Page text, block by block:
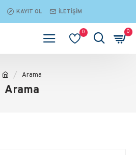
KAYIT OL İLETIŞIM
0 0
Arama
Arama